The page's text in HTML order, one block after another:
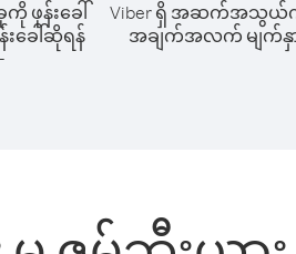
ဖုန်းခေါ်
းခေါ်ဆိုရန်
Viber ရှိ အဆက်အသွယ်ကို
အချက်အလက် မျက်နှာပ